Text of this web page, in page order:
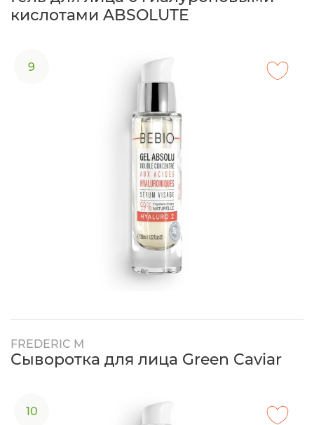
кислотами ABSOLUTE
9
FREDERIC M
Сыворотка для лица Green Caviar
10